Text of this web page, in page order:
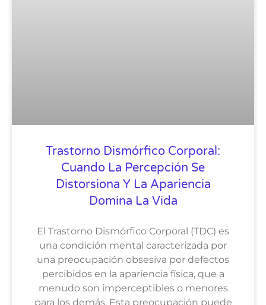
Trastorno Dismórfico Corporal:
Cuando La Percepción Se
Distorsiona Y La Apariencia
Domina La Vida
El Trastorno Dismórfico Corporal (TDC) es
una condición mental caracterizada por
una preocupación obsesiva por defectos
percibidos en la apariencia física, que a
menudo son imperceptibles o menores
para los demás. Esta preocupación puede